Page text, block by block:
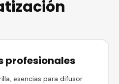
profesionales
esencias para difusor